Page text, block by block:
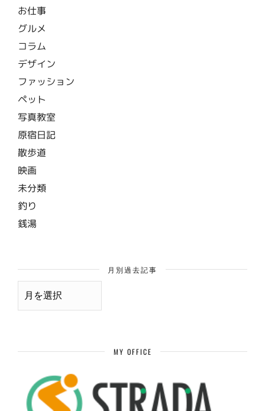
お仕事
グルメ
コラム
デザイン
ファッション
ペット
写真教室
原宿日記
散歩道
映画
未分類
釣り
銭湯
月別過去記事
月
MY OFFICE